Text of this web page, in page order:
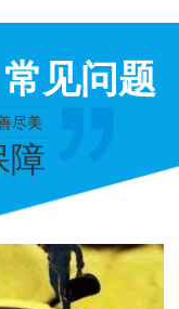
见问题
尽美
障